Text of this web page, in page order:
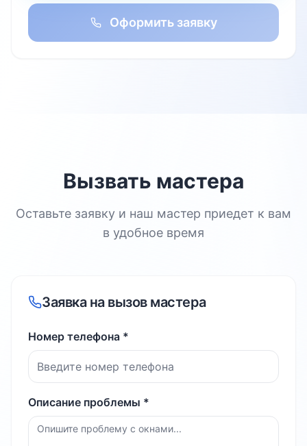
Оформить заявку
Вызвать мастера
Оставьте заявку и наш мастер приедет к вам
в удобное время
Заявка на вызов мастера
Номер телефона *
Описание проблемы *